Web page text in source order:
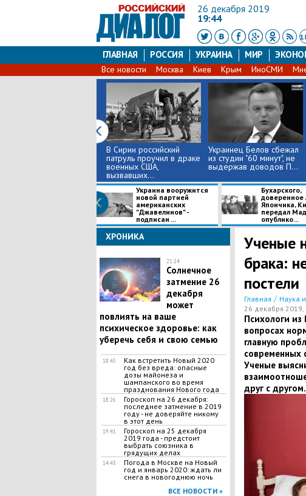
26 декабря 2019
19:44
ГЛАВНАЯ РОССИЯ УКРАИНА МИР
Все новости Москва Киев Крым ИноСМИ
В Сирии российский
патруль проучил в драке
военных США,
вызвавших...
Украинец Белов сбежал
из студии "60 минут", не
выдержав доводов П...
Украина вооружится
новой партией
американских
"Джавелинов" -
подписан ...
​Бухарского,
доверенное
Япончика,
передал
опублико...
ХРОНИКА
21:24
Солнечное
затмение 26
декабря
может
повлиять на ваше
психическое здоровье: как
уберечь себя и свою семью
18:45
Как встретить Новый 2020
год без вреда: опасные
дозы майонеза и
шампанского во время
празднования Нового года
18:26
Гороскоп на 26 декабря:
последнее затмение в 2019
году - не доверяйте никому
в этот день
19:41
Гороскоп на 25 декабря
2019 года - предстоит
выбрать союзника в
грядущих делах
14:43
Погода в Москве на Новый
год и январь 2020: ждать ли
снега в новогоднюю ночь
ВСЕ НОВОСТИ »
Ученые
брака:
постели
Главная / Наука
26 декабря 2019,
Психологи
вопросах
главную
современных
Ученые
друг с другом.